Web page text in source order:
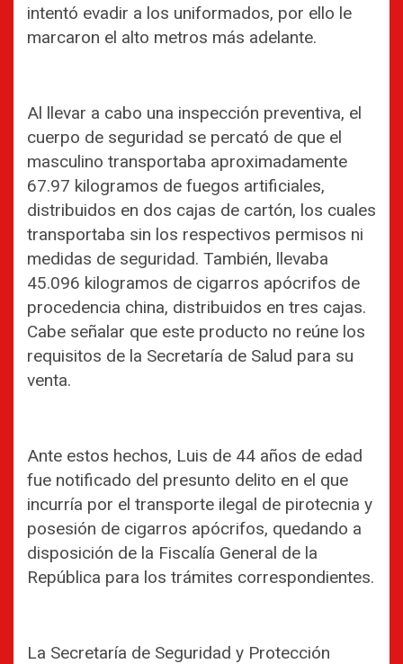
intentó evadir a los uniformados, por ello le
marcaron el alto metros más adelante.
Al llevar a cabo una inspección preventiva, el
cuerpo de seguridad se percató de que el
masculino transportaba aproximadamente
67.97 kilogramos de fuegos artificiales,
distribuidos en dos cajas de cartón, los cuales
transportaba sin los respectivos permisos ni
medidas de seguridad. También, llevaba
45.096 kilogramos de cigarros apócrifos de
procedencia china, distribuidos en tres cajas.
Cabe señalar que este producto no reúne los
requisitos de la Secretaría de Salud para su
venta.
Ante estos hechos, Luis de 44 años de edad
fue notificado del presunto delito en el que
incurría por el transporte ilegal de pirotecnia y
posesión de cigarros apócrifos, quedando a
disposición de la Fiscalía General de la
República para los trámites correspondientes.
La Secretaría de Seguridad y Protección